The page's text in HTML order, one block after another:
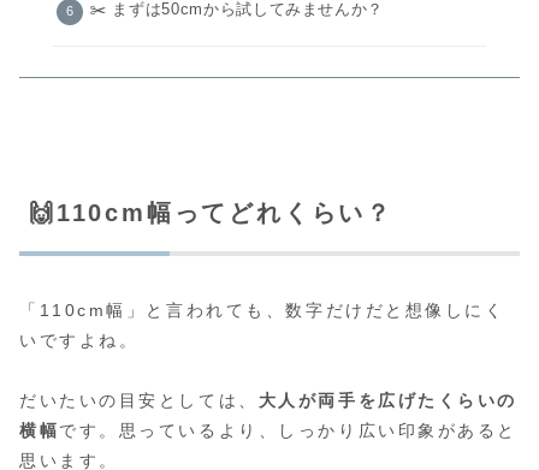
✂️ まずは50cmから試してみませんか？
🙌110cm幅ってどれくらい？
「110cm幅」と言われても、数字だけだと想像しにく
いですよね。
だいたいの目安としては、 大人が両手を広げたくらいの
横幅です。思っているより、しっかり広い印象があると
思います。